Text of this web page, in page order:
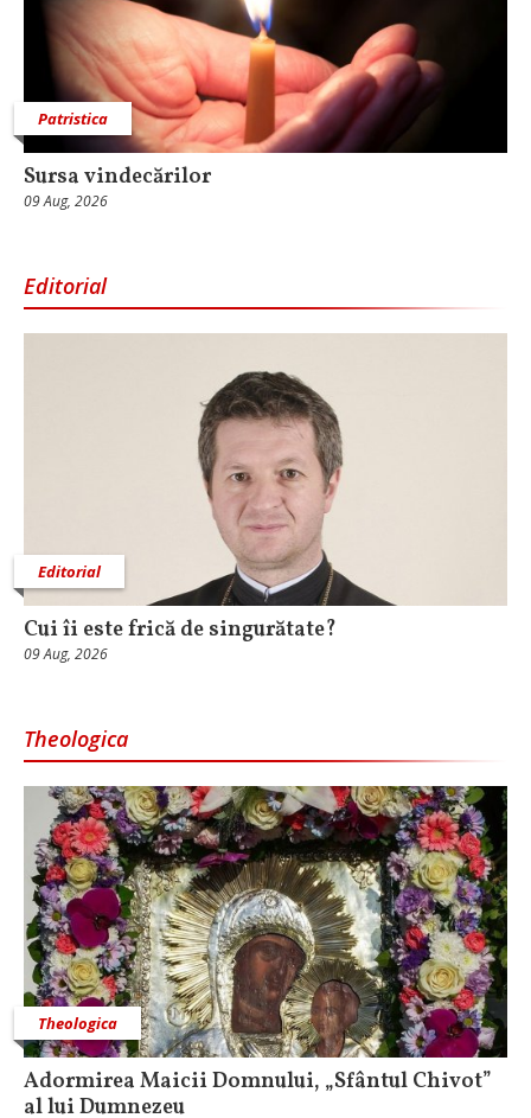
Patristica
Sursa vindecărilor
09 Aug, 2026
Editorial
Editorial
Cui îi este frică de singurătate?
09 Aug, 2026
Theologica
Theologica
Adormirea Maicii Domnului, „Sfântul Chivot”
al lui Dumnezeu